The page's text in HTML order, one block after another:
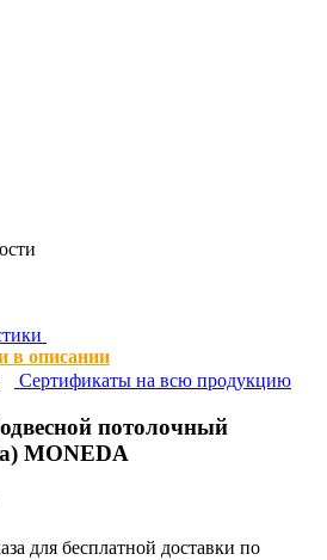
в описании
Сертификаты на всю продукцию
потолочный
MONEDA
для бесплатной доставки по